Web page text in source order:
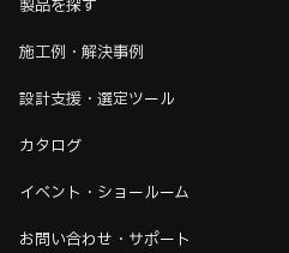
製品を探す
施工例・解決事例
設計支援・選定ツール
カタログ
イベント・ショールーム
お問い合わせ・サポート